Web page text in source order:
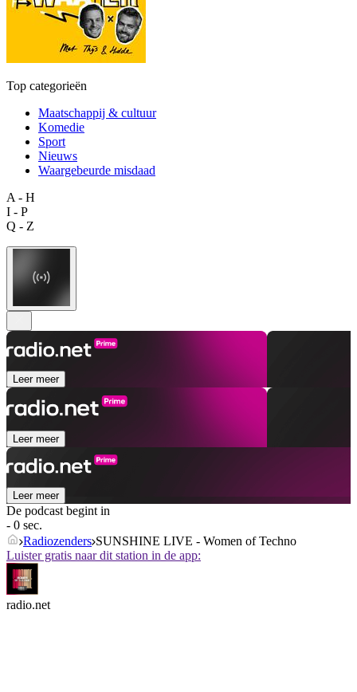
Top categorieën
Maatschappij & cultuur
Komedie
Sport
Nieuws
Waargebeurde misdaad
A - H
I - P
Q - Z
Leer meer
Leer meer
Leer meer
De podcast begint in
- 0 sec.
Radiozenders SUNSHINE LIVE - Women of Techno
Luister gratis naar dit station in de app:
radio.net